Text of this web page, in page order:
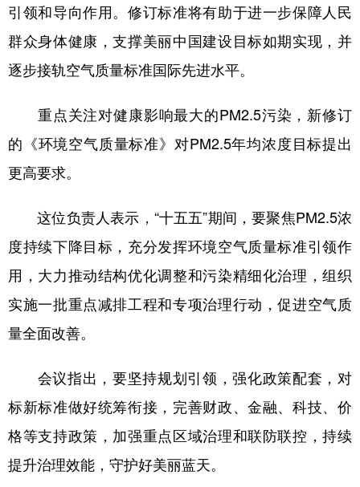
北京 天津 河北 山西
辽宁 吉林 上海 江苏
浙江 安徽 福建
山东 河南 湖北 湖南
广东 广西 海南 重庆
四川
陕西 甘肃 青海 宁夏
新疆 内蒙古 黑龙江
多语种频道
English
Русский язык 日本語 한국어
Deutsch Português
引领和导向作用。修订标准将有助于进一步保障人民
群众身体健康，支撑美丽中国建设目标如期实现，并
逐步接轨空气质量标准国际先进水平。
重点关注对健康影响最大的PM2.5污染，新修订
的《环境空气质量标准》对PM2.5年均浓度目标提出
更高要求。
这位负责人表示，“十五五”期间，要聚焦PM2.5浓
度持续下降目标，充分发挥环境空气质量标准引领作
用，大力推动结构优化调整和污染精细化治理，组织
实施一批重点减排工程和专项治理行动，促进空气质
量全面改善。
会议指出，要坚持规划引领，强化政策配套，对
标新标准做好统筹衔接，完善财政、金融、科技、价
格等支持政策，加强重点区域治理和联防联控，持续
提升治理效能，守护好美丽蓝天。